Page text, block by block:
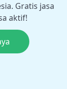
Gratis jasa
aktif!